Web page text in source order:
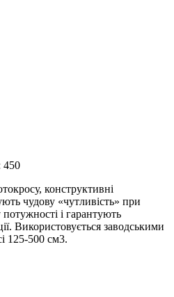
450
конструктивні
чудову «чутливість» при
потужності і гарантують
Використовується заводськими
125-500 см3.